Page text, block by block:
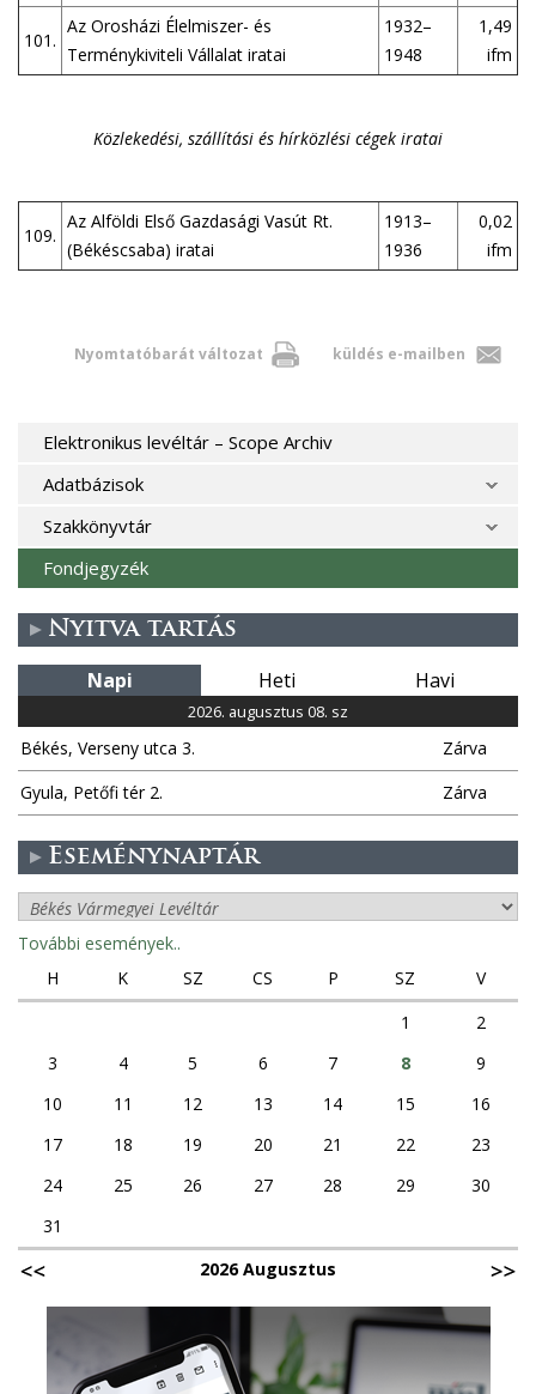
101.
Az Orosházi Élelmiszer- és
Terménykiviteli Vállalat iratai
1932–
1948
1,49
ifm
Közlekedési, szállítási és hírközlési cégek iratai
109.
Az Alföldi Első Gazdasági Vasút Rt.
(Békéscsaba) iratai
1913–
1936
0,02
ifm
Nyomtatóbarát változat küldés e-mailben
Elektronikus levéltár – Scope Archiv
Adatbázisok
Szakkönyvtár
Fondjegyzék
Nyitva tartás
Napi Heti Havi
2026. augusztus 08. sz
Békés, Verseny utca 3.
Zárva
Gyula, Petőfi tér 2.
Zárva
Eseménynaptár
További események..
H
K SZ CS P SZ
V
1
2
3
4 5 6 7 8
9
10
11 12 13 14 15
16
17
18 19 20 21 22
23
24
25 26 27 28 29
30
31
2026 Augusztus